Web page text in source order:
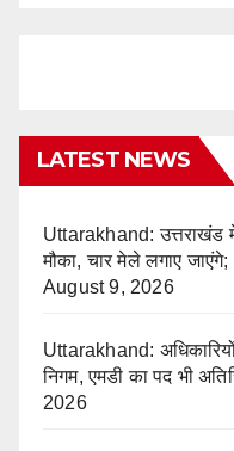
LATEST NEWS
Uttarakhand: उत्तराखंड
मौका, चार मेले लगाए
August 9, 2026
Uttarakhand:
निगम, एमडी का पद भी
2026